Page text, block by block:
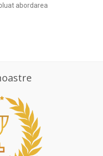
abordarea